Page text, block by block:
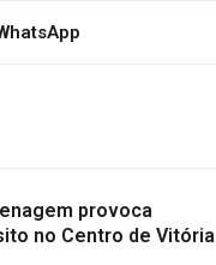
provoca
no Centro de Vitória